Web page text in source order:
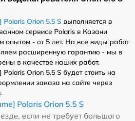
Polaris Orion 5.5 S выполняется в
сервисе Polaris в Казани
опытом - от 5 лет. На все виды работ
расширенную гарантию - мы в
в качестве наших работ.
Orion 5.5 S будет стоить на
заказа на сайте через
Polaris Orion 5.5 S
если не требует большого